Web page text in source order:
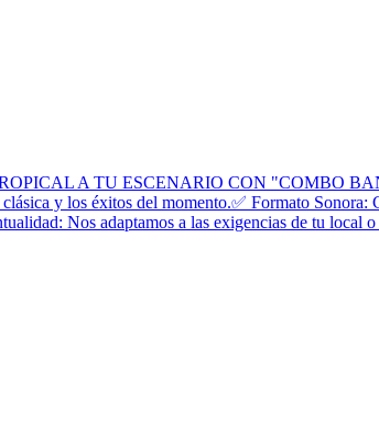
A TU ESCENARIO CON "COMBO
y los éxitos del momento.✅ Formato
Nos adaptamos a las exigencias de tu